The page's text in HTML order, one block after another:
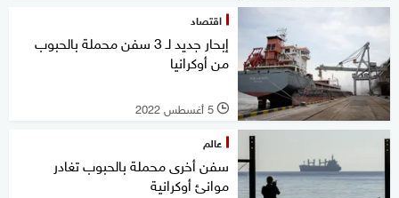
اقتصاد
إبحار جديد لـ 3 سفن محملة بالحبوب
من أوكرانيا
l 5 أغسطس 2022
عالم
سفن أخرى محملة بالحبوب تغادر
موانئ أوكرانية